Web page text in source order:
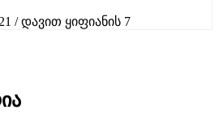
/ დავით ყიფიანის 7